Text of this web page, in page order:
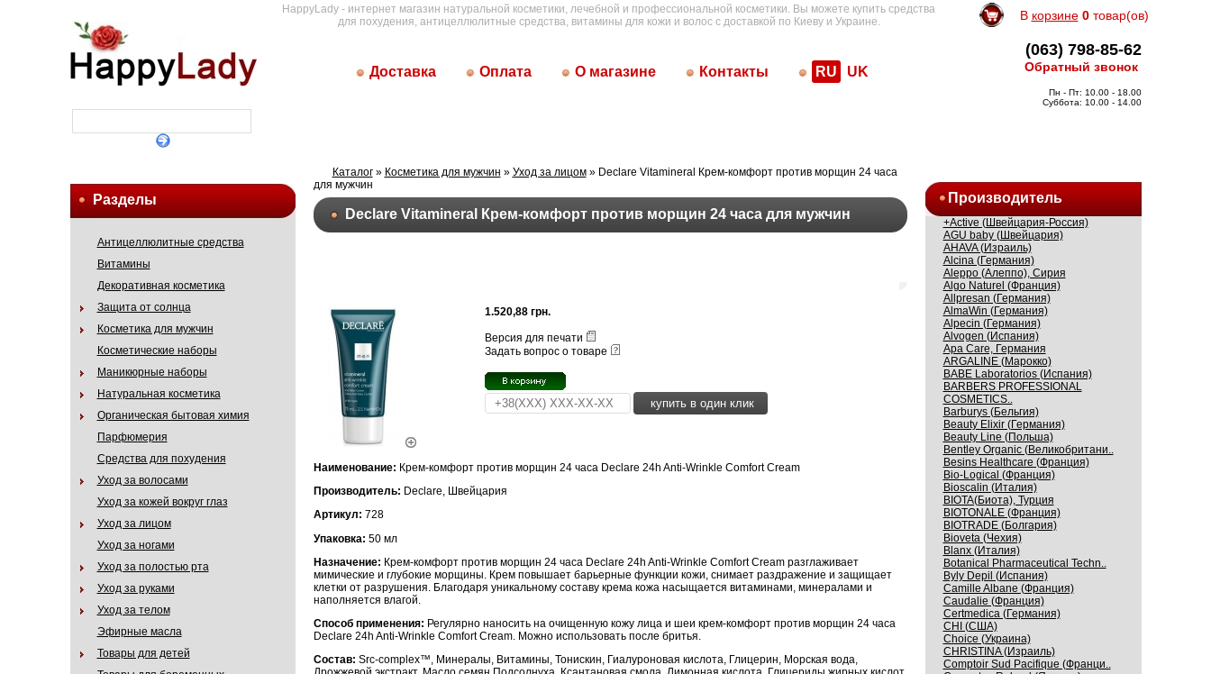
HappyLady - интернет магазин натуральной косметики, лечебной и профессиональной косметики. Вы можете купить средства
для похудения, антицеллюлитные средства, витамины для кожи и волос с доставкой по Киеву и Украине.
Доставка Оплата О магазине Контакты RU UK
В корзине 0товар(ов)
(063) 798-85-62
Обратный звонок
Пн - Пт: 10.00 - 18.00
Суббота: 10.00 - 14.00
Разделы
Антицеллюлитные средства
Витамины
Декоративная косметика
Защита от солнца
Косметика для мужчин
Косметические наборы
Маникюрные наборы
Натуральная косметика
Органическая бытовая химия
Парфюмерия
Средства для похудения
Уход за волосами
Уход за кожей вокруг глаз
Уход за лицом
Уход за ногами
Уход за полостью рта
Уход за руками
Уход за телом
Эфирные масла
Товары для детей
Каталог» Косметика для мужчин » Уход за лицом» Declare Vitamineral Крем-комфорт против морщин 24 часа
для мужчин
Declare Vitamineral Крем-комфорт против морщин 24 часа для мужчин
1.520,88 грн.
Версия для печати
Задать вопрос о товаре
купить в один клик
Наименование: Крем-комфорт против морщин 24 часа Declare 24h Anti-Wrinkle Comfort Cream
Производитель: Declare, Швейцария
Артикул: 728
Упаковка: 50 мл
Назначение: Крем-комфорт против морщин 24 часа Declare 24h Anti-Wrinkle Comfort Cream разглаживает
мимические и глубокие морщины. Крем повышает барьерные функции кожи, снимает раздражение и защищает
клетки от разрушения. Благодаря уникальному составу крема кожа насыщается витаминами, минералами и
наполняется влагой.
Способ применения: Регулярно наносить на очищенную кожу лица и шеи крем-комфорт против морщин 24 часа
Declare 24h Anti-Wrinkle Comfort Cream. Можно использовать после бритья.
Состав: Src-complex™, Минералы, Витамины, Тонискин, Гиалуроновая кислота, Глицерин, Морская вода,
Производитель
+Active (Швейцария-Россия)
AGU baby (Швейцария)
AHAVA (Израиль)
Alcina (Германия)
Aleppo (Алеппо), Сирия
Algo Naturel (Франция)
Allpresan (Германия)
AlmaWin (Германия)
Alpecin (Германия)
Alvogen (Испания)
Apa Care, Германия
ARGALINE (Марокко)
BABE Laboratorios (Испания)
BARBERS PROFESSIONAL
COSMETICS..
Barburys (Бельгия)
Beauty Elixir (Германия)
Beauty Line (Польша)
Bentley Organic (Великобритани..
Besins Healthcare (Франция)
Bio-Logical (Франция)
Bioscalin (Италия)
BIOTA(Биота), Турция
BIOTONALE (Франция)
BIOTRADE (Болгария)
Bioveta (Чехия)
Blanx (Италия)
Botanical Pharmaceutical Techn..
Byly Depil (Испания)
Camille Albane (Франция)
Caudalie (Франция)
Certmedica (Германия)
CHI (США)
Choice (Украина)
CHRISTINA (Израиль)
Comptoir Sud Pacifique (Франци..